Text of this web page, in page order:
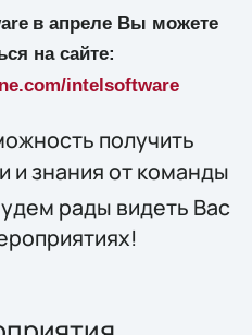
в апреле Вы можете
на сайте:
intelsoftware
получить
и знания от команды
рады видеть Вас